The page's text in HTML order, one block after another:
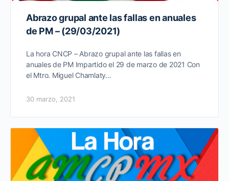
Abrazo grupal ante las fallas en anuales
de PM – (29/03/2021)
La hora CNCP – Abrazo grupal ante las fallas en
anuales de PM Impartido el 29 de marzo de 2021 Con
el Mtro. Miguel Chamlaty…
30 marzo, 2021